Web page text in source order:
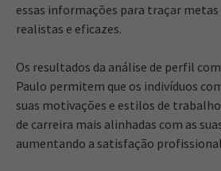
essas informações para traçar metas
realistas e eficazes.
Os resultados da análise de perfil
Paulo permitem que os indivíduos
suas motivações e estilos de
de carreira mais alinhadas com as
aumentando a satisfação